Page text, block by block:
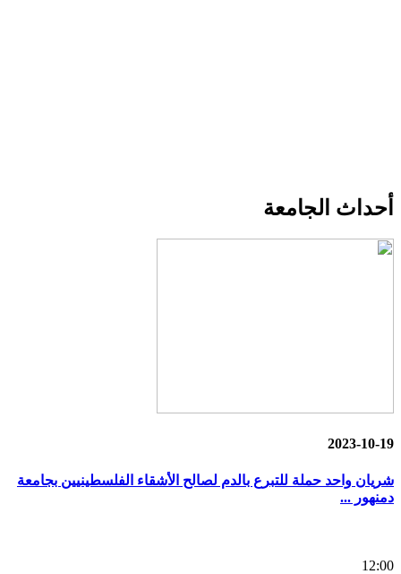
أحداث الجامعة
2023-10-19
شريان واحد حملة للتبرع بالدم لصالح الأشقاء الفلسطينيين بجامعة
دمنهور ...
12:00